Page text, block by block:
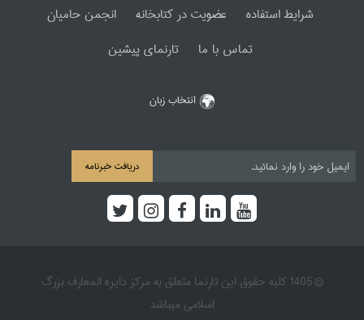
شرایط استفاده
عضویت در کتابخانه
انجمن حامیان
تماس با ما
تارنمای پیشین
انتخاب زبان
دریافت خبرنامه
© 1405 کلیه حقوق این تارنما متعلق به مرکز دایره المعارف بزرگ
اسلامی میباشد